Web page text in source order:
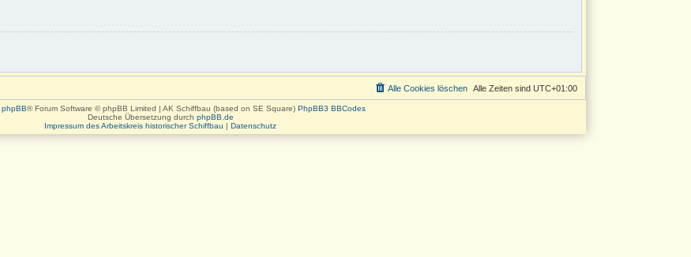
Alle Zeiten sind UTC+01:00
Alle Cookies löschen
phpBB® Forum Software © phpBB Limited | AK Schiffbau (based on SE Square) PhpBB3 BBCodes
Deutsche Übersetzung durch phpBB.de
Impressum des Arbeitskreis historischer Schiffbau | Datenschutz